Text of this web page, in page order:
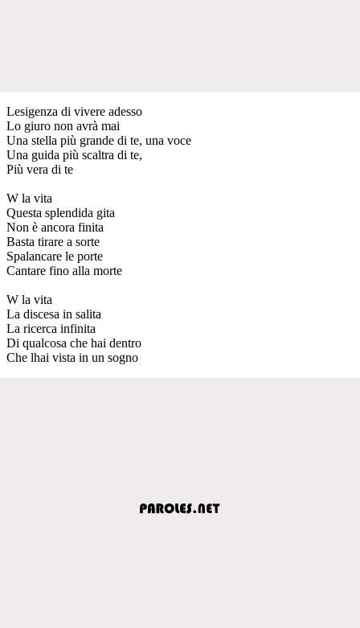
Lesigenza di vivere adesso
Lo giuro non avrà mai
Una stella più grande di te, una voce
Una guida più scaltra di te,
Più vera di te
W la vita
Questa splendida gita
Non è ancora finita
Basta tirare a sorte
Spalancare le porte
Cantare fino alla morte
W la vita
La discesa in salita
La ricerca infinita
Di qualcosa che hai dentro
Che lhai vista in un sogno